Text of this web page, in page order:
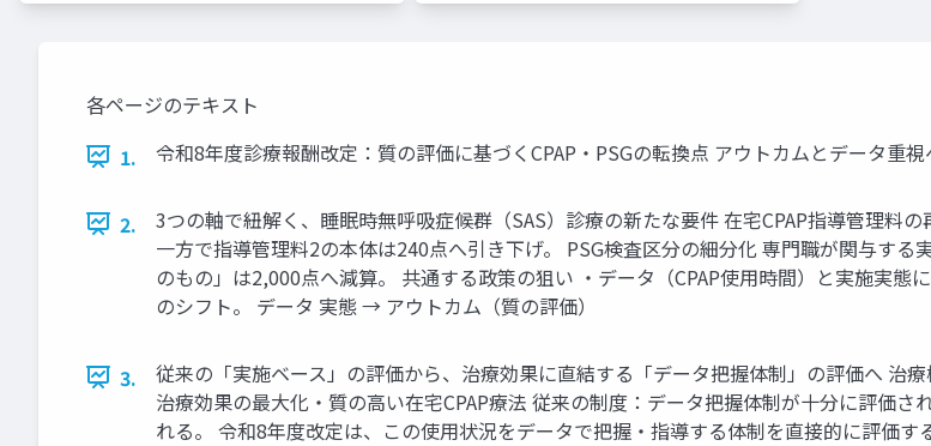
各ページのテキスト
1.
令和8年度診療報酬改定：質の評価に基づくCPAP・PSGの転換点 アウトカムとデータ重
2.
3つの軸で紐解く、睡眠時無呼吸症候群（SAS）診療の新たな要件 在宅CPAP指導管理料
一方で指導管理料2の本体は240点へ引き下げ。 PSG検査区分の細分化 専門職が関与す
のもの」は2,000点へ減算。 共通する政策の狙い ・データ（CPAP使用時間）と実施実
のシフト。 データ 実態 → アウトカム（質の評価）
3.
従来の「実施ベース」の評価から、治療効果に直結する「データ把握体制」の評価へ
治療効果の最大化・質の高い在宅CPAP療法 従来の制度：データ把握体制が十分に評価
れる。 令和8年度改定は、この使用状況をデータで把握・指導する体制を直接的に評価す